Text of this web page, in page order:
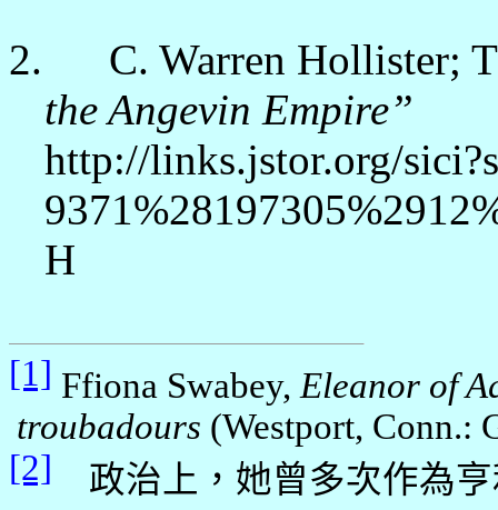
2.
C. Warren Hollister;
the Angevin Empire”
http://links.jstor.org/
H
[1] Ffiona Swabey, Eleanor of
troubadours (Westport, Conn.:
[2]
政治上，她曾多次作為